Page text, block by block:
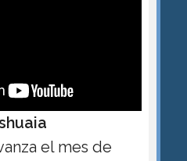
el mes de